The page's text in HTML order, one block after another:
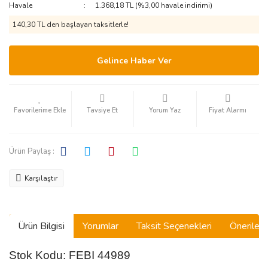
Havale
1.368,18 TL (%3,00 havale indirimi)
140,30 TL den başlayan taksitlerle!
Gelince Haber Ver
Tavsiye Et Yorum Yaz Fiyat Alarmı
Ürün Paylaş :
Karşılaştır
Ürün Bilgisi Yorumlar Taksit Seçenekleri
Stok Kodu: FEBI 44989